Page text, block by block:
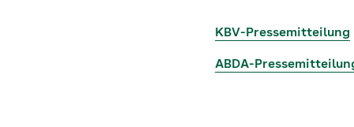
KBV-Pressemitteilung
ABDA-